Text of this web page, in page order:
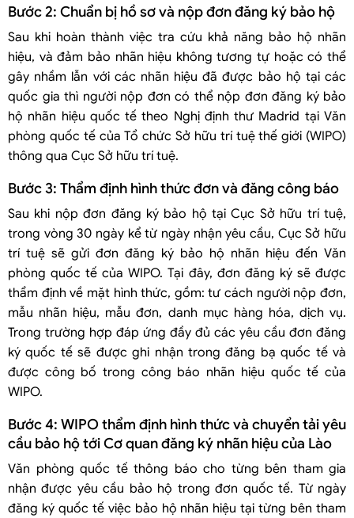
Bước 2: Chuẩn bị hồ sơ và nộp đơn đăng ký bảo hộ
Sau khi hoàn thành việc tra cứu khả năng bảo hộ nhãn
hiệu, và đảm bảo nhãn hiệu không tương tự hoặc có thể
gây nhầm lẫn với các nhãn hiệu đã được bảo hộ tại các
quốc gia thì người nộp đơn có thể nộp đơn đăng ký bảo
hộ nhãn hiệu quốc tế theo Nghị định thư Madrid tại Văn
phòng quốc tế của Tổ chức Sở hữu trí tuệ thế giới (WIPO)
thông qua Cục Sở hữu trí tuệ.
Bước 3: Thẩm định hình thức đơn và đăng công báo
Sau khi nộp đơn đăng ký bảo hộ tại Cục Sở hữu trí tuệ,
trong vòng 30 ngày kể từ ngày nhận yêu cầu, Cục Sở hữu
trí tuệ sẽ gửi đơn đăng ký bảo hộ nhãn hiệu đến Văn
phòng quốc tế của WIPO. Tại đây, đơn đăng ký sẽ được
thẩm định về mặt hình thức, gồm: tư cách người nộp đơn,
mẫu nhãn hiệu, mẫu đơn, danh mục hàng hóa, dịch vụ.
Trong trường hợp đáp ứng đầy đủ các yêu cầu đơn đăng
ký quốc tế sẽ được ghi nhận trong đăng bạ quốc tế và
được công bố trong công báo nhãn hiệu quốc tế của
WIPO.
Bước 4: WIPO thẩm định hình thức và chuyển tải yêu
cầu bảo hộ tới Cơ quan đăng ký nhãn hiệu của Lào
Văn phòng quốc tế thông báo cho từng bên tham gia
nhận được yêu cầu bảo hộ trong đơn quốc tế. Từ ngày
đăng ký quốc tế việc bảo hộ nhãn hiệu tại từng bên tham